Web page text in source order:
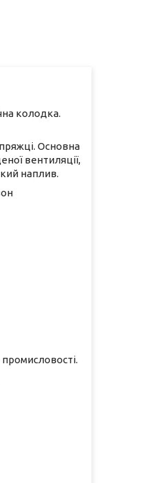
колодка.
Основна
вентиляції,
наплив.
промисловості.